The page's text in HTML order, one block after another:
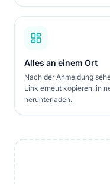
Alles an einem Ort
Nach der Anmeldung
Link erneut kopieren, in
herunterladen.